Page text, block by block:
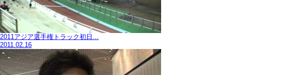
2011アジア選手権トラック初日...
2011.02.16